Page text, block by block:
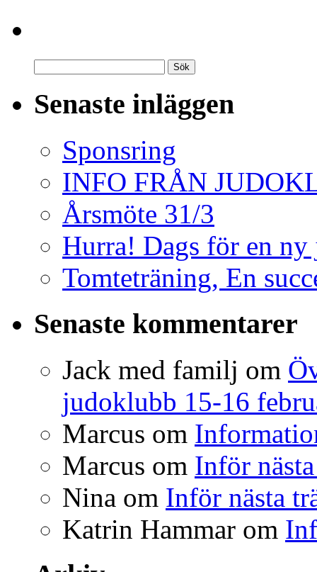
Senaste inläggen
Sponsring
INFO FRÅN
Årsmöte 31/3
Hurra! Dags för en
Tomteträning, En
Senaste kommentarer
Jack med familj om
judoklubb 15-16
Marcus om
Marcus om Inför
Nina om Inför nästa
Katrin Hammar om